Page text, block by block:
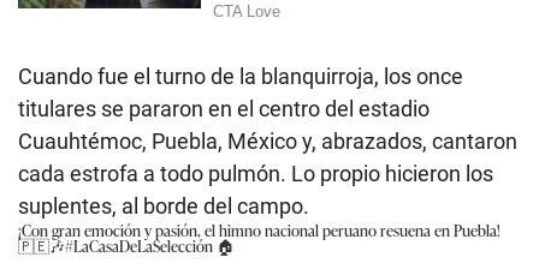
Cuando fue el turno de la blanquirroja, los once
titulares se pararon en el centro del estadio
Cuauhtémoc, Puebla, México y, abrazados, cantaron
cada estrofa a todo pulmón. Lo propio hicieron los
suplentes, al borde del campo.
¡Con gran emoción y pasión, el himno nacional peruano resuena en Puebla!
🇵🇪🎶#LaCasaDeLaSelección 🏠